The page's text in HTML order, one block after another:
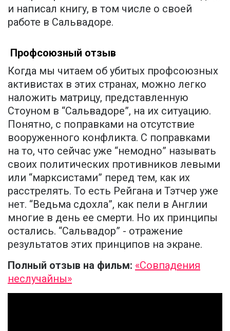
и написал книгу, в том числе о своей
работе в Сальвадоре.
Профсоюзный отзыв
Когда мы читаем об убитых профсоюзных
активистах в этих странах, можно легко
наложить матрицу, представленную
Стоуном в “Сальвадоре”, на их ситуацию.
Понятно, с поправками на отсутствие
вооруженного конфликта. С поправками
на то, что сейчас уже “немодно” называть
своих политических противников левыми
или “марксистами” перед тем, как их
расстрелять. То есть Рейгана и Тэтчер уже
нет. “Ведьма сдохла”, как пели в Англии
многие в день ее смерти. Но их принципы
остались. “Сальвадор” - отражение
результатов этих принципов на экране.
Полный отзыв на фильм: «Совпадения
неслучайны»